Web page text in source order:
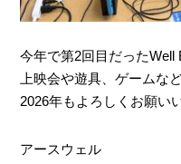
今年で第2回目だったWell
上映会や遊具、ゲームな
2026年もよろしくお願
アースウェル